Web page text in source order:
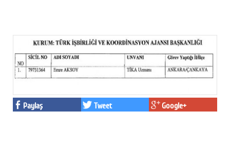
Paylaş Tweet Google+